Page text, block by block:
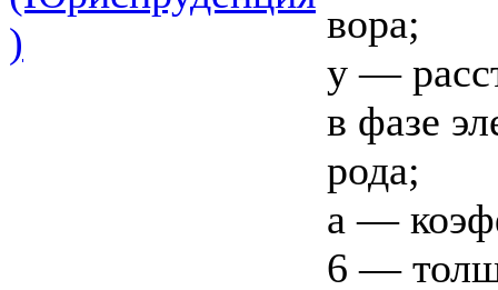
)
вора;
у —
в фазе
рода;
а —
6 —